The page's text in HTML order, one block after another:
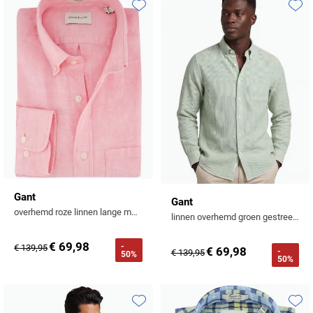
Tommy Hilfiger
Tramarossa
UBR
William Lockie
Alle Merken
Gant
overhemd roze linnen lange mouw
€ 139,95€ 69,98
-
50%
Toevoegen aan favorieten
Gant
linnen overhemd groen gestreept normale fit
€ 139,95€ 69,98
-
50%